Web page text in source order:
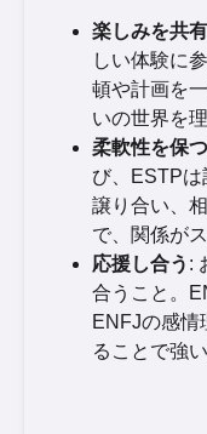
楽しみを共
しい体験に
頓や計画を
いの世界を
柔軟性を保つ
び、ESTPは
譲り合い、
で、関係が
応援し合う :
合うこと。
ENFJの感情
ることで強